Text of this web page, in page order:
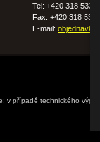
Tel: +420 318 533
Fax: +420 318 533
E-mail:
případě technického